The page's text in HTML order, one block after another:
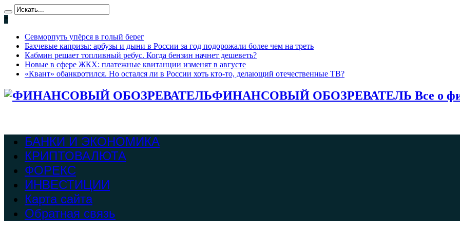
*
Севморпуть упёрся в голый берег
Бахчевые капризы: арбузы и дыни в России за год подорожали более чем на треть
Кабмин решает топливный ребус. Когда бензин начнет дешеветь?
Новые в сфере ЖКХ: платежные квитанции изменят в августе
«Квант» обанкротился. Но остался ли в России хоть кто-то, делающий отечественные ТВ?
ФИНАНСОВЫЙ ОБОЗРЕВАТЕЛЬ Все о
БАНКИ И ЭКОНОМИКА
КРИПТОВАЛЮТА
ФОРЕКС
ИНВЕСТИЦИИ
Карта сайта
Обратная связь